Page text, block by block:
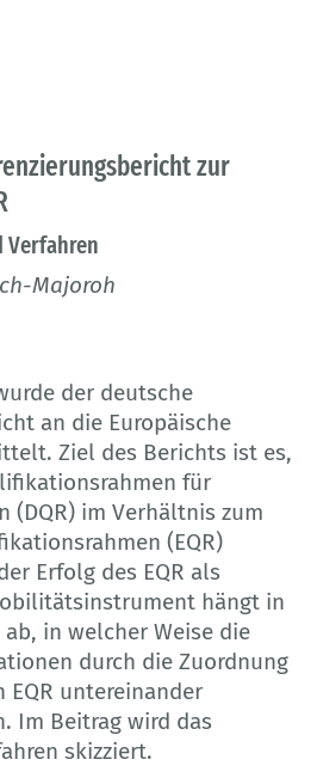
zur
Verfahren
Majoroh
der deutsche
an die Europäische
Ziel des Berichts ist es,
für
(DQR) im Verhältnis zum
(EQR)
Erfolg des EQR als
hängt in
in welcher Weise die
durch die Zuordnung
EQR untereinander
Im Beitrag wird das
skizziert.